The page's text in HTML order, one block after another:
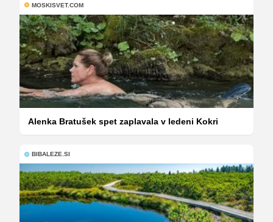
MOSKISVET.COM
Alenka Bratušek spet zaplavala v ledeni Kokri
BIBALEZE.SI